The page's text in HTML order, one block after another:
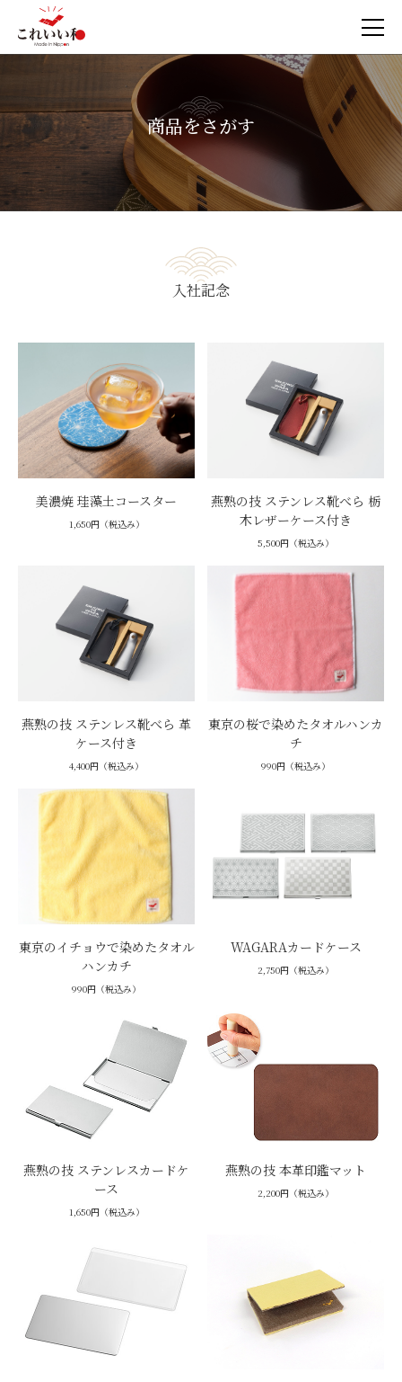
商品をさがす
入社記念
美濃焼 珪藻土コースター
1,650円（税込み）
燕熟の技 ステンレス靴べら 栃
木レザーケース付き
5,500円（税込み）
燕熟の技 ステンレス靴べら 革
ケース付き
4,400円（税込み）
東京の桜で染めたタオルハンカ
チ
990円（税込み）
東京のイチョウで染めたタオル
ハンカチ
990円（税込み）
WAGARAカードケース
2,750円（税込み）
燕熟の技 ステンレスカードケ
ース
1,650円（税込み）
燕熟の技 本革印鑑マット
2,200円（税込み）